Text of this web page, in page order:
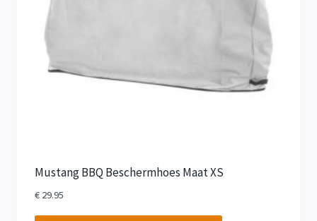
Mustang BBQ Beschermhoes Maat XS
€29.95